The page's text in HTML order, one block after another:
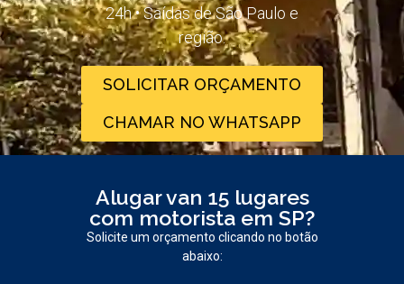
24h • Saídas de São Paulo e
região.
SOLICITAR ORÇAMENTO
CHAMAR NO WHATSAPP
Alugar van 15 lugares
com motorista em SP?
Solicite um orçamento clicando no botão
abaixo: